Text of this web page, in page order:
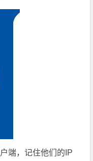
端，记住他们的IP